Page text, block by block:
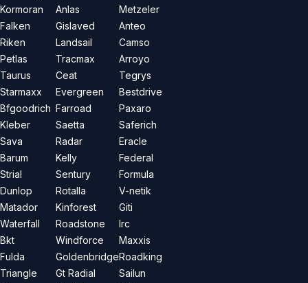
Kormoran
Falken
Riken
Petlas
Taurus
Starmaxx
Bfgoodrich
Kleber
Sava
Barum
Strial
Dunlop
Matador
Waterfall
Bkt
Fulda
Triangle
Anlas
Gislaved
Landsail
Tracmax
Ceat
Evergreen
Farroad
Saetta
Radar
Kelly
Sentury
Rotalla
Kinforest
Roadstone
Windforce
Goldenbridge
Gt Radial
Metzeler
Anteo
Camso
Arroyo
Tegrys
Bestdrive
Paxaro
Saferich
Eracle
Federal
Formula
V-netik
Giti
Irc
Maxxis
Roadking
Sailun